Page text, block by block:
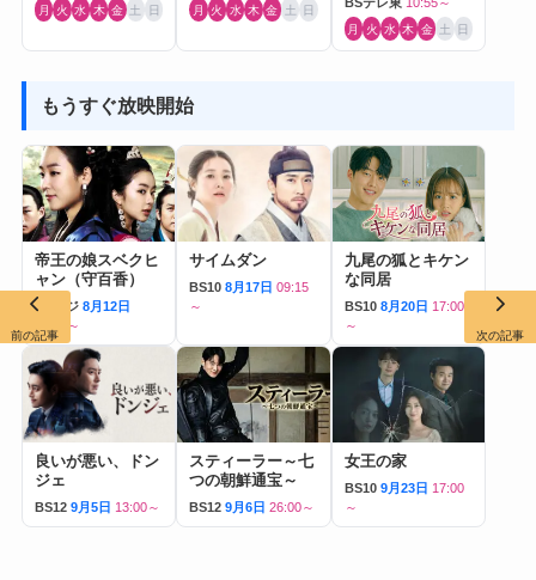
月 火 水 木 金 土 日 月 火 水 木 金 土 日
月 火 水 木 金 土 日
もうすぐ放映開始
帝王の娘スベクヒ
ャン（守百香）
BSフジ 8月12日
07:55～
サイムダン
BS10 8月17日 09:15
～
九尾の狐とキケン
な同居
BS10 8月20日 17:00
～
良いが悪い、ドン
ジェ
BS12 9月5日 13:00～
スティーラー～七
つの朝鮮通宝～
BS12 9月6日 26:00～
女王の家
BS10 9月23日 17:00
～
前の記事 次の記事